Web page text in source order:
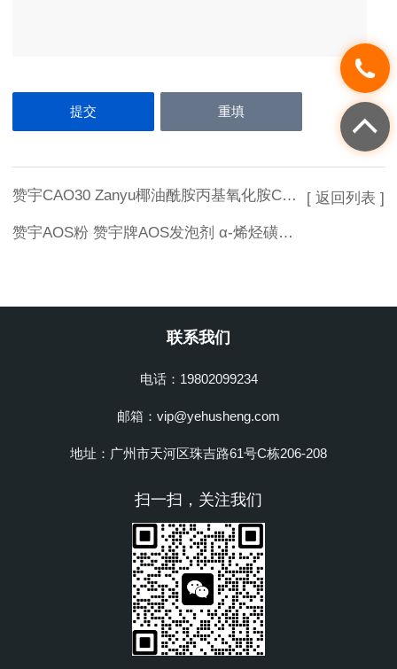
赞宇CAO30 Zanyu椰油酰胺丙基氧化胺CAO-30 氧化胺表面活性剂CAO
赞宇AOS粉 赞宇牌AOS发泡剂 α-烯烃磺酸钠（AOS粉状） 阴离子表面活性剂
[ 返回列表 ]
联系我们
电话：19802099234
邮箱：vip@yehusheng.com
地址：广州市天河区珠吉路61号C栋206-208
扫一扫，关注我们